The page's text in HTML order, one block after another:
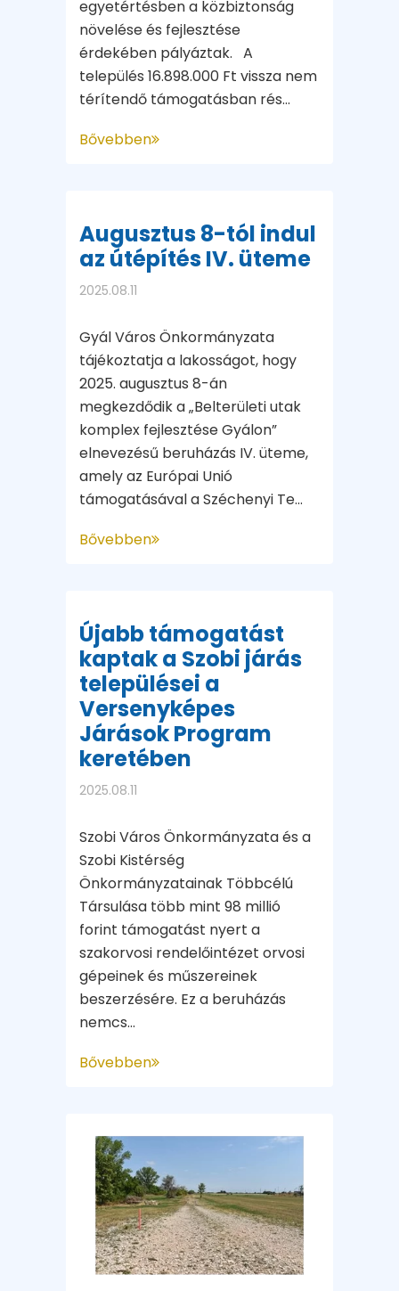
egyetértésben a közbiztonság
növelése és fejlesztése
érdekében pályáztak. A
település 16.898.000 Ft vissza nem
térítendő támogatásban rés...
Bővebben
Augusztus 8-tól indul
az útépítés IV. üteme
2025.08.11
Gyál Város Önkormányzata
tájékoztatja a lakosságot, hogy
2025. augusztus 8-án
megkezdődik a „Belterületi utak
komplex fejlesztése Gyálon”
elnevezésű beruházás IV. üteme,
amely az Európai Unió
támogatásával a Széchenyi Te...
Bővebben
Újabb támogatást
kaptak a Szobi járás
települései a
Versenyképes
Járások Program
keretében
2025.08.11
Szobi Város Önkormányzata és a
Szobi Kistérség
Önkormányzatainak Többcélú
Társulása több mint 98 millió
forint támogatást nyert a
szakorvosi rendelőintézet orvosi
gépeinek és műszereinek
beszerzésére. Ez a beruházás
nemcs...
Bővebben